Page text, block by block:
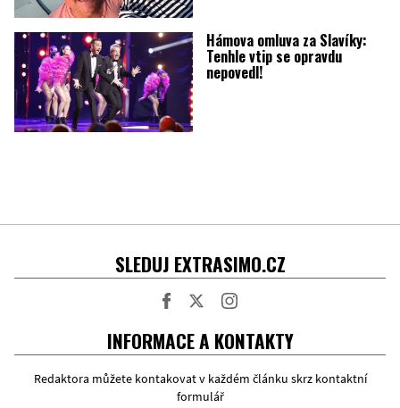
Hámova omluva za Slavíky:
Tenhle vtip se opravdu
nepovedl!
SLEDUJ EXTRASIMO.CZ
INFORMACE A KONTAKTY
Redaktora můžete kontakovat v každém článku skrz kontaktní
formulář